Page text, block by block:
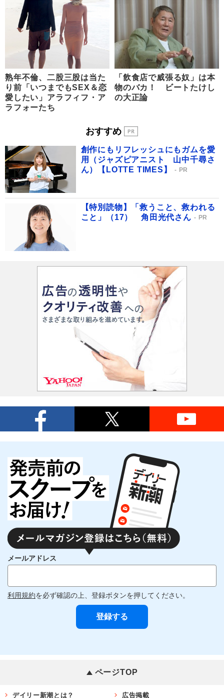
熟年不倫、二股三股は当た
り前「いつまでもSEX＆恋
愛したい」アラフィフ・ア
ラフォーたち
「飲食店で威張る奴」は本
物のバカ！ ビートたけし
の大正論
おすすめ
創作にもリフレッシュにもガムを愛
用（ジャズピアニスト 山中千尋さ
ん）【LOTTE TIMES】
PR
【特別読物】「救うこと、救われる
こと」（17） 角田光代さん
PR
メールアドレス
利用規約を必ず確認の上、登録ボタンを押してください。
ページTOP
デイリー新潮とは？ 広告掲載